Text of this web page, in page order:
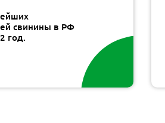
свинины в РФ
год.